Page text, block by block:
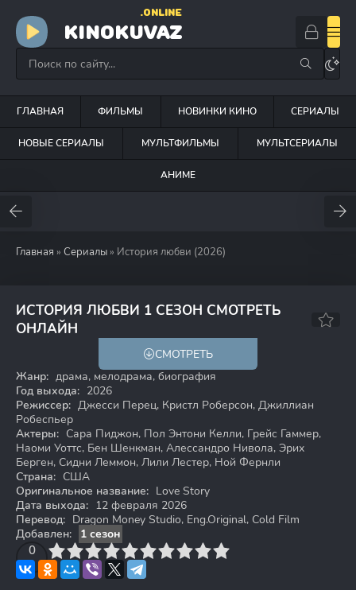
KINOKUVAZ
.ONLINE
ГЛАВНАЯ ФИЛЬМЫ НОВИНКИ КИНО СЕРИАЛЫ
НОВЫЕ СЕРИАЛЫ МУЛЬТФИЛЬМЫ МУЛЬТСЕРИАЛЫ
АНИМЕ
Главная » Сериалы » История любви (2026)
ИСТОРИЯ ЛЮБВИ 1 СЕЗОН СМОТРЕТЬ
ОНЛАЙН
СМОТРЕТЬ
Жанр: драма, мелодрама, биография
Год выхода: 2026
Режиссер: Джесси Перец, Кристл Роберсон, Джиллиан
Робеспьер
Актеры: Сара Пиджон, Пол Энтони Келли, Грейс Гаммер,
Наоми Уоттс, Бен Шенкман, Алессандро Нивола, Эрих
Берген, Сидни Леммон, Лили Лестер, Ной Фернли
Страна: США
Оригинальное название: Love Story
Дата выхода: 12 февраля 2026
Перевод: Dragon Money Studio, Eng.Original, Cold Film
Добавлен:
1 сезон
0
4 6 7 8 9 10